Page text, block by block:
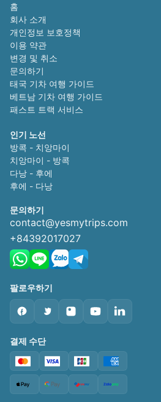
홈
회사 소개
개인정보 보호정책
이용 약관
변경 및 취소
문의하기
태국 기차 여행 가이드
베트남 기차 여행 가이드
패스트 트랙 서비스
인기 노선
방콕 - 치앙마이
치앙마이 - 방콕
다낭 - 후에
후에 - 다낭
문의하기
contact@yesmytrips.com
+84392017027
팔로우하기
결제 수단